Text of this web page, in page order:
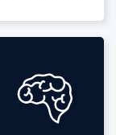
page?